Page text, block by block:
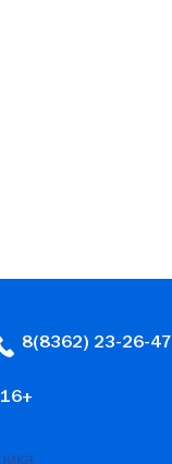
8(8362) 23-26-47
16+